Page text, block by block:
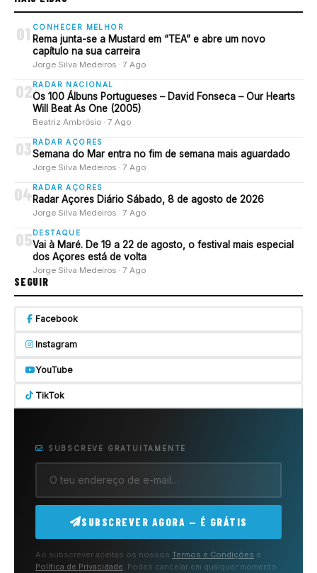
01 CONHECER MELHOR
Rema junta-se a Mustard em “TEA” e abre um novo
capítulo na sua carreira
Jorge Silva Medeiros · 7 Ago
02 RADAR NACIONAL
Os 100 Álbuns Portugueses – David Fonseca – Our Hearts
Will Beat As One (2005)
Beatriz Ambrósio · 7 Ago
03 RADAR AÇORES
Semana do Mar entra no fim de semana mais aguardado
Jorge Silva Medeiros · 7 Ago
04RADAR AÇORES
Radar Açores Diário Sábado, 8 de agosto de 2026
Jorge Silva Medeiros · 7 Ago
05 DESTAQUE
Vai à Maré. De 19 a 22 de agosto, o festival mais especial
dos Açores está de volta
Jorge Silva Medeiros · 7 Ago
SEGUIR
Facebook
Instagram
YouTube
TikTok
SUBSCREVE GRATUITAMENTE
SUBSCREVER AGORA — É GRÁTIS
Ao subscrever aceitas os nossos Termos e Condições e
Política de Privacidade . Podes cancelar em qualquer momento.